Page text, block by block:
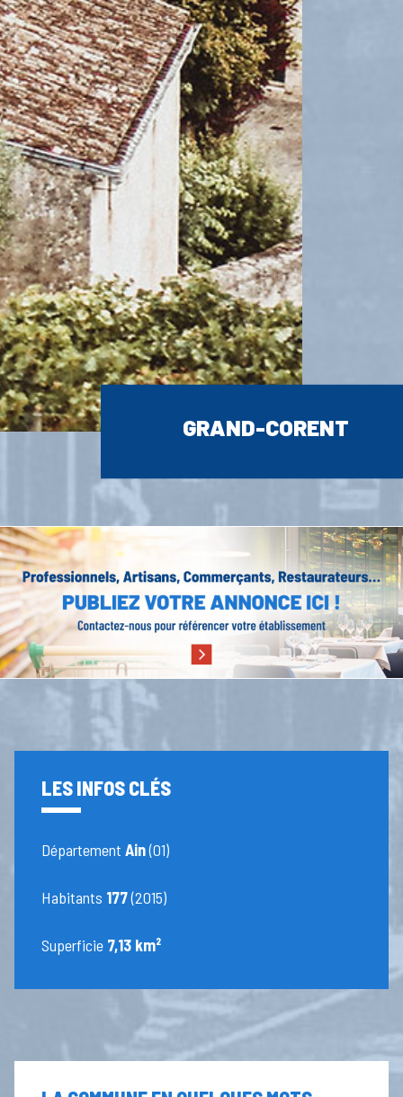
GRAND-CORENT
LES INFOS CLÉS
DépartementAin(01)
Habitants 177(2015)
Superficie 7,13 km²